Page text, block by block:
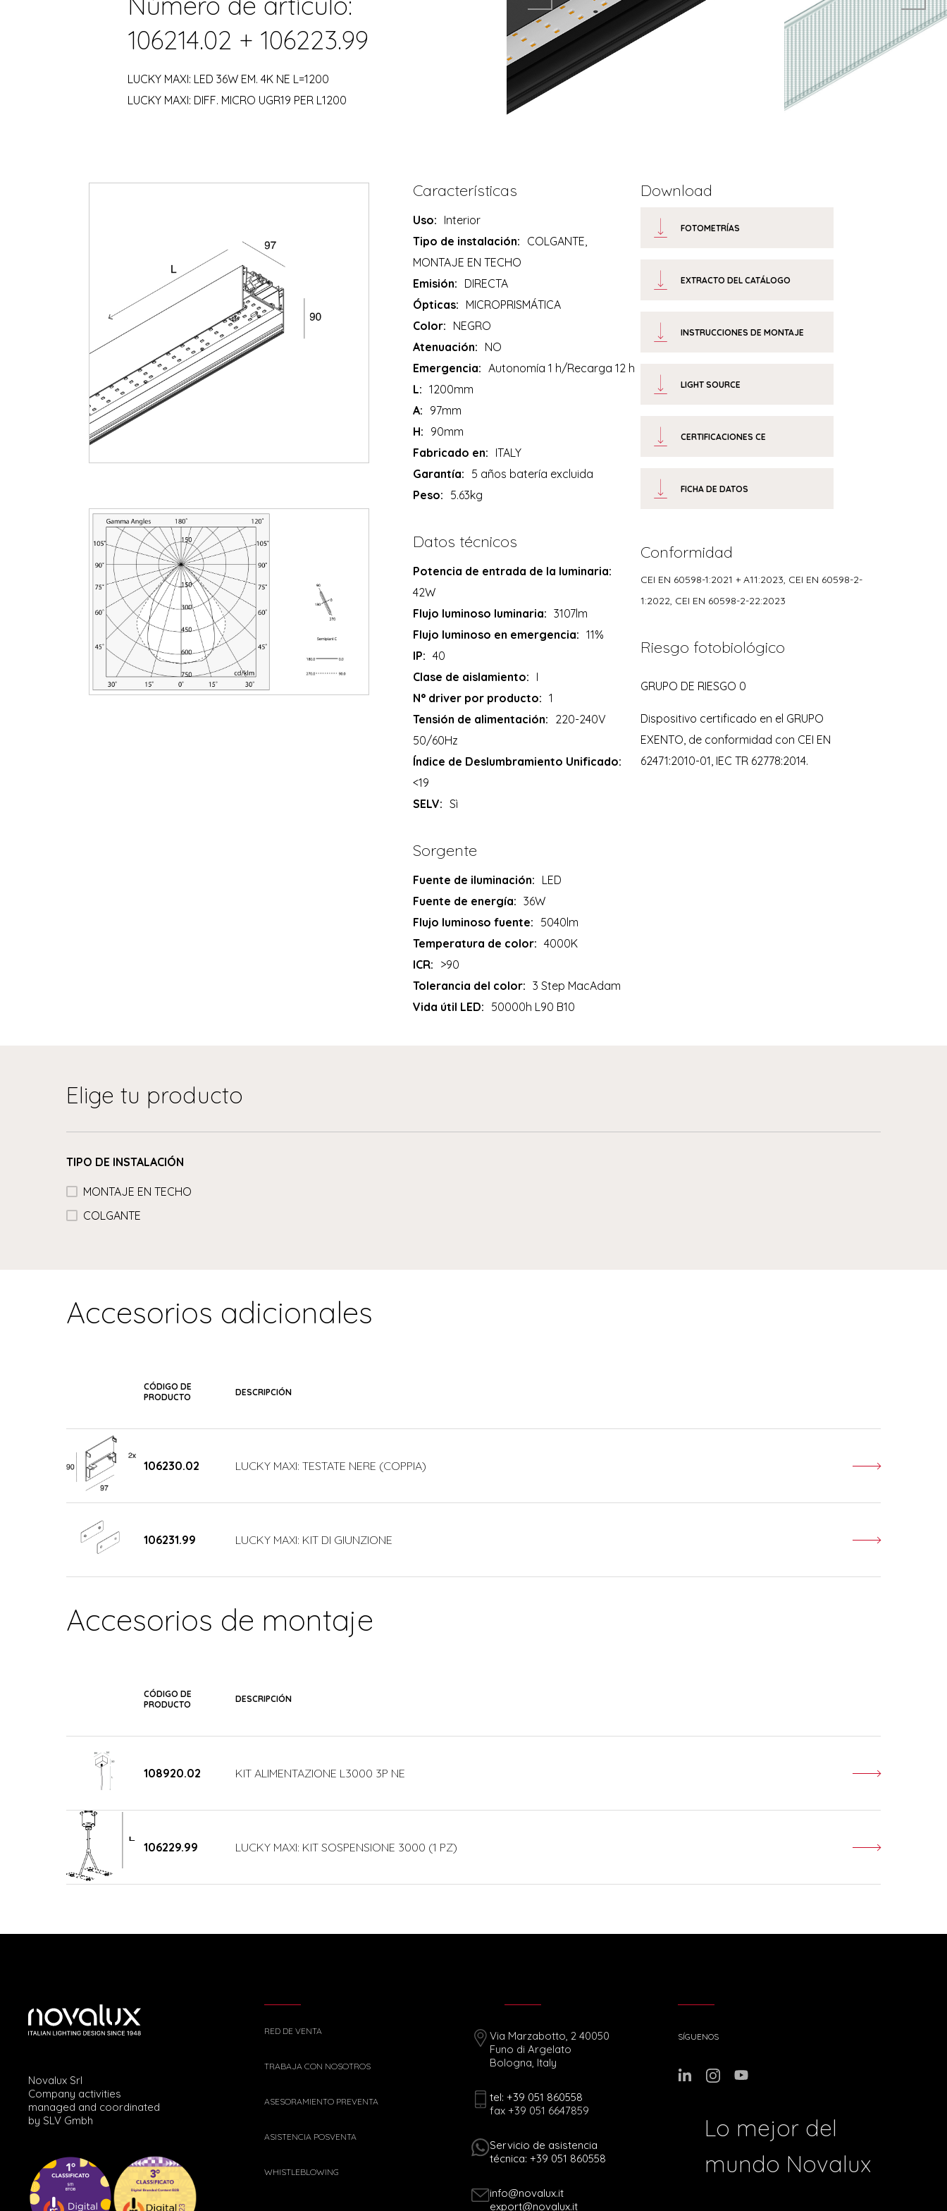
106214.02 + 106223.99
LUCKY MAXI: LED 36W EM. 4K NE L=1200
LUCKY MAXI: DIFF. MICRO UGR19 PER L1200
Características
Uso: Interior
Tipo de instalación: COLGANTE,
MONTAJE EN TECHO
Emisión: DIRECTA
Ópticas: MICROPRISMÁTICA
Color: NEGRO
Atenuación: NO
Emergencia: Autonomía 1 h/Recarga 12 h
L: 1200mm
A: 97mm
H: 90mm
Fabricado en: ITALY
Garantía: 5 años batería excluida
Peso: 5.63kg
Datos técnicos
Potencia de entrada de la luminaria:
42W
Flujo luminoso luminaria: 3107lm
Flujo luminoso en emergencia: 11%
IP: 40
Clase de aislamiento: I
N° driver por producto: 1
Tensión de alimentación: 220-240V
50/60Hz
Índice de Deslumbramiento Unificado:
<19
SELV: Sì
Sorgente
Fuente de iluminación: LED
Fuente de energía: 36W
Flujo luminoso fuente: 5040lm
Temperatura de color: 4000K
ICR: >90
Tolerancia del color: 3 Step MacAdam
Vida útil LED: 50000h L90 B10
Download
FOTOMETRÍAS
EXTRACTO DEL CATÁLOGO
INSTRUCCIONES DE MONTAJE
LIGHT SOURCE
CERTIFICACIONES CE
FICHA DE DATOS
Conformidad
CEI EN 60598-1:2021 + A11:2023, CEI EN 60598-2-
1:2022, CEI EN 60598-2-22:2023
Riesgo fotobiológico
GRUPO DE RIESGO 0
Dispositivo certificado en el GRUPO
EXENTO, de conformidad con CEI EN
62471:2010-01, IEC TR 62778:2014.
Elige tu producto
TIPO DE INSTALACIÓN
MONTAJE EN TECHO
COLGANTE
Accesorios adicionales
CÓDIGO DE
PRODUCTO
DESCRIPCIÓN
106230.02 LUCKY MAXI: TESTATE NERE (COPPIA)
106231.99 LUCKY MAXI: KIT DI GIUNZIONE
Accesorios de montaje
CÓDIGO DE
PRODUCTO
DESCRIPCIÓN
108920.02 KIT ALIMENTAZIONE L3000 3P NE
106229.99 LUCKY MAXI: KIT SOSPENSIONE 3000 (1 PZ)
Novalux Srl
Company activities
managed and coordinated
by SLV Gmbh
RED DE VENTA
TRABAJA CON NOSOTROS
ASESORAMIENTO PREVENTA
ASISTENCIA POSVENTA
WHISTLEBLOWING
Via Marzabotto, 2 40050
Funo di Argelato
Bologna, Italy
tel: +39 051 860558
fax +39 051 6647859
Servicio de asistencia
técnica: +39 051 860558
info@novalux.it
export@novalux.it
SÍGUENOS
Lo mejor del
mundo Novalux